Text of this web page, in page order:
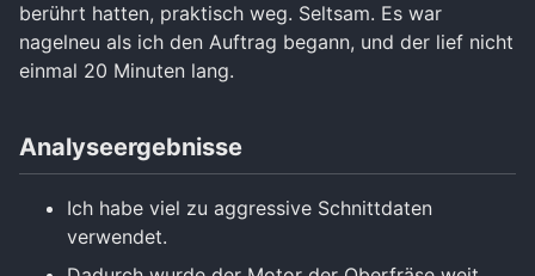
berührt hatten, praktisch weg. Seltsam. Es war
nagelneu als ich den Auftrag begann, und der lief nicht
einmal 20 Minuten lang.
Analyseergebnisse
Ich habe viel zu aggressive Schnittdaten
verwendet.